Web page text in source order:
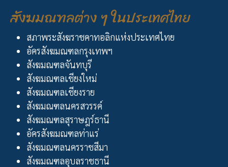
สังฆมณฑลต่าง ๆ ในประเทศไทย
สภาพระสังฆราชคาทอลิกแห่งประเทศไทย
อัครสังฆมณฑลกรุงเทพฯ
สังฆมณฑลจันทบุรี
สังฆมณฑลเชียงใหม่
สังฆมณฑลเชียงราย
สังฆมณฑลนครสวรรค์
สังฆมณฑลสุราษฎร์ธานี
อัครสังฆมณฑลท่าแร่
สังฆมณฑลนครราชสีมา
สังฆมณฑลอุบลราชธานี